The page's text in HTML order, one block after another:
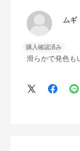
ムギ
購入確認済み
滑らかで発色も